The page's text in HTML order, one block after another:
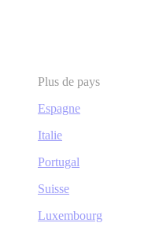
Plus de pays
Espagne
Italie
Portugal
Suisse
Luxembourg